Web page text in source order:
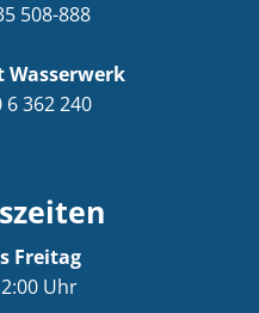
508-888
Wasserwerk
362 240
Freitag
Uhr